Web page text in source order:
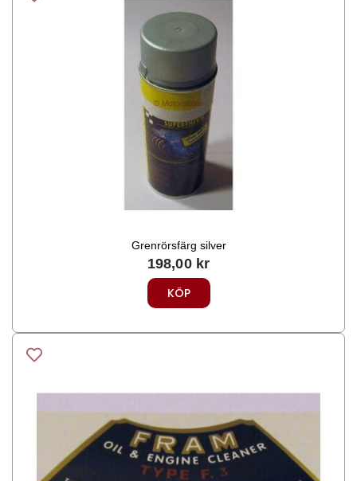
Grenrörsfärg silver
198,00 kr
KÖP